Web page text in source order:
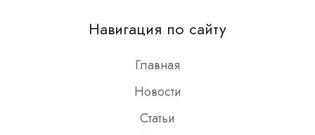
Slack
Навигация по сайту
Главная
Новости
Статьи